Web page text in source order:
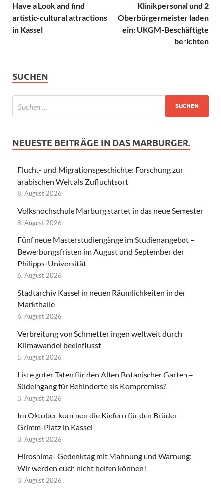
Have a Look and find
artistic-cultural attractions
in Kassel
Klinikpersonal und 2
Oberbürgermeister laden
ein: UKGM-Beschäftigte
berichten
SUCHEN
NEUESTE BEITRÄGE IN DAS MARBURGER.
Flucht- und Migrationsgeschichte: Forschung zur
arabischen Welt als Zufluchtsort
8. August 2026
Volkshochschule Marburg startet in das neue Semester
8. August 2026
Fünf neue Masterstudiengänge im Studienangebot –
Bewerbungsfristen im August und September der
Philipps-Universität
6. August 2026
Stadtarchiv Kassel in neuen Räumlichkeiten in der
Markthalle
6. August 2026
Verbreitung von Schmetterlingen weltweit durch
Klimawandel beeinflusst
5. August 2026
Liste guter Taten für den Alten Botanischer Garten –
Südeingang für Behinderte als Kompromiss?
3. August 2026
Im Oktober kommen die Kiefern für den Brüder-
Grimm-Platz in Kassel
3. August 2026
Hiroshima- Gedenktag mit Mahnung und Warnung:
Wir werden euch nicht helfen können!
3. August 2026